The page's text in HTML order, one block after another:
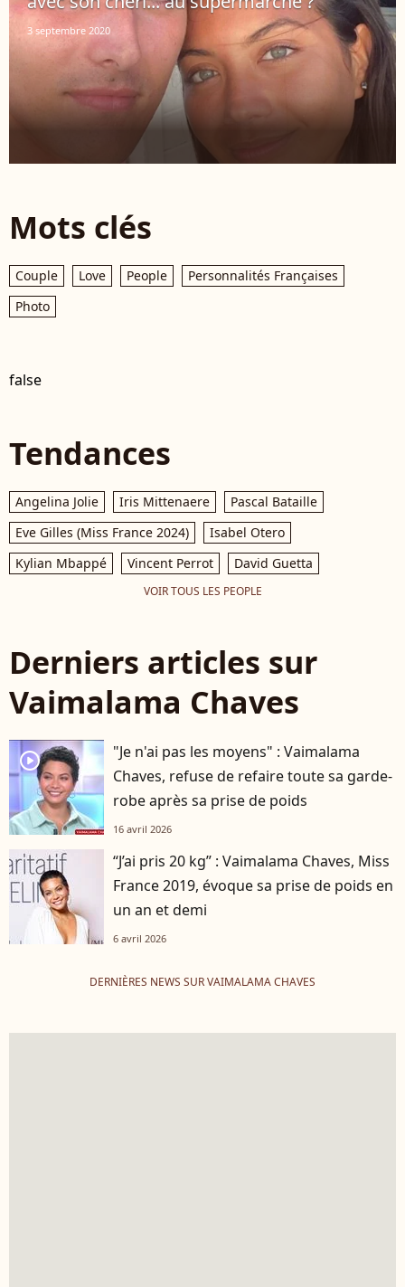
3 septembre 2020
Mots clés
Couple Love People
Personnalités Françaises
Photo
false
Tendances
Angelina Jolie Iris Mittenaere
Pascal Bataille
Eve Gilles (Miss France 2024)
Isabel Otero
Kylian Mbappé
Vincent Perrot David Guetta
VOIR TOUS LES PEOPLE
Derniers articles sur
Vaimalama Chaves
player2
"Je n'ai pas les moyens" : Vaimalama
Chaves, refuse de refaire toute sa garde-
robe après sa prise de poids
16 avril 2026
“J’ai pris 20 kg” : Vaimalama Chaves, Miss
France 2019, évoque sa prise de poids en
un an et demi
6 avril 2026
DERNIÈRES NEWS SUR VAIMALAMA CHAVES